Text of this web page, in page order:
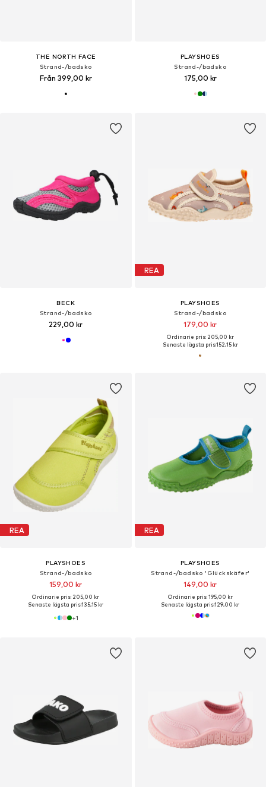
THE NORTH FACE
Strand-/badsko
Från 399,00 kr
PLAYSHOES
Strand-/badsko
175,00 kr
BECK
Strand-/badsko
229,00 kr
REA
PLAYSHOES
Strand-/badsko
179,00 kr
Ordinarie pris: 205,00 kr
Senaste lägsta pris:152,15 kr
REA
PLAYSHOES
Strand-/badsko
159,00 kr
Ordinarie pris: 205,00 kr
Senaste lägsta pris:135,15 kr
+1
REA
PLAYSHOES
Strand-/badsko 'Glückskäfer'
149,00 kr
Ordinarie pris: 195,00 kr
Senaste lägsta pris:129,00 kr